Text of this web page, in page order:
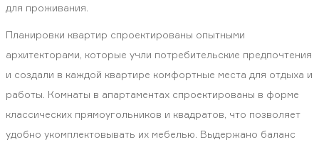
для проживания.
Планировки квартир спроектированы опытными
архитекторами, которые учли потребительские предпочтения
и создали в каждой квартире комфортные места для отдыха и
работы. Комнаты в апартаментах спроектированы в форме
классических прямоугольников и квадратов, что позволяет
удобно укомплектовывать их мебелью. Выдержано баланс